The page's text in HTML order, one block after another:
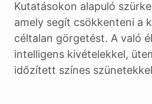
Kutatásokon alapuló
amely segít csökkenteni a
céltalan görgetést. A való
intelligens kivételekkel,
időzített színes